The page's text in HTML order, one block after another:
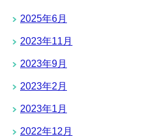
2025年6月
2023年11月
2023年9月
2023年2月
2023年1月
2022年12月